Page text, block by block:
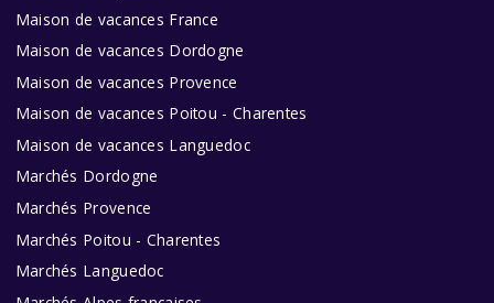
Maison de vacances France
Maison de vacances Dordogne
Maison de vacances Provence
Maison de vacances Poitou - Charentes
Maison de vacances Languedoc
Marchés Dordogne
Marchés Provence
Marchés Poitou - Charentes
Marchés Languedoc